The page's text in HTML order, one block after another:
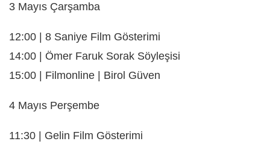
3 Mayıs Çarşamba
12:00 | 8 Saniye Film Gösterimi
14:00 | Ömer Faruk Sorak Söyleşisi
15:00 | Filmonline | Birol Güven
4 Mayıs Perşembe
11:30 | Gelin Film Gösterimi